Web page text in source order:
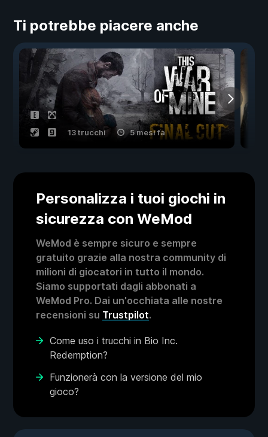
Ti potrebbe piacere anche
13 trucchi 5 mesi fa
Personalizza i tuoi giochi in
sicurezza con WeMod
WeMod è sempre sicuro e sempre
gratuito grazie alla nostra community di
milioni di giocatori in tutto il mondo.
Siamo supportati dagli abbonati a
WeMod Pro. Dai un'occhiata alle nostre
recensioni su Trustpilot.
Come uso i trucchi in Bio Inc.
Redemption?
Funzionerà con la versione del mio
gioco?